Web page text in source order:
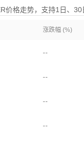
价格走势，支持1日、
涨跌幅 (%)
--
--
--
--